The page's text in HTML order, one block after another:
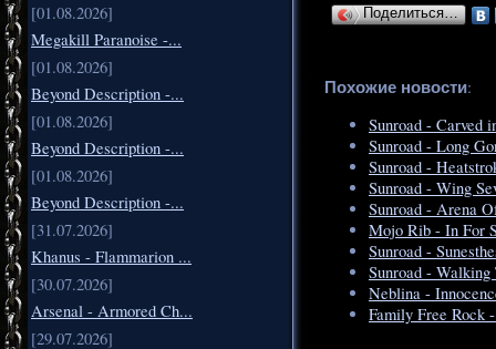
[01.08.2026]
Megakill Paranoise -...
[01.08.2026]
Beyond Description -...
[01.08.2026]
Beyond Description -...
[01.08.2026]
Beyond Description -...
[31.07.2026]
Khanus - Flammarion ...
[30.07.2026]
Arsenal - Armored Ch...
[29.07.2026]
Поделиться…
Похожие новости:
Sunroad - Carved
Sunroad - Long
Sunroad -
Sunroad - Wing
Sunroad - Arena
Mojo Rib - In For
Sunroad -
Sunroad -
Neblina -
Family Free Rock